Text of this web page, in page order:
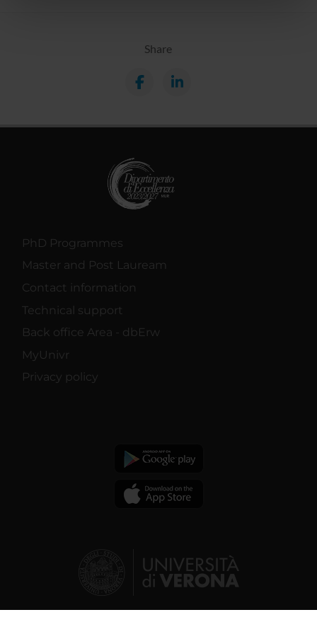
raccolto dal tuo utilizzo dei loro servizi.
Share
PhD Programmes
Master and Post Lauream
Contact information
Technical support
Back office Area - dbErw
MyUnivr
Privacy policy